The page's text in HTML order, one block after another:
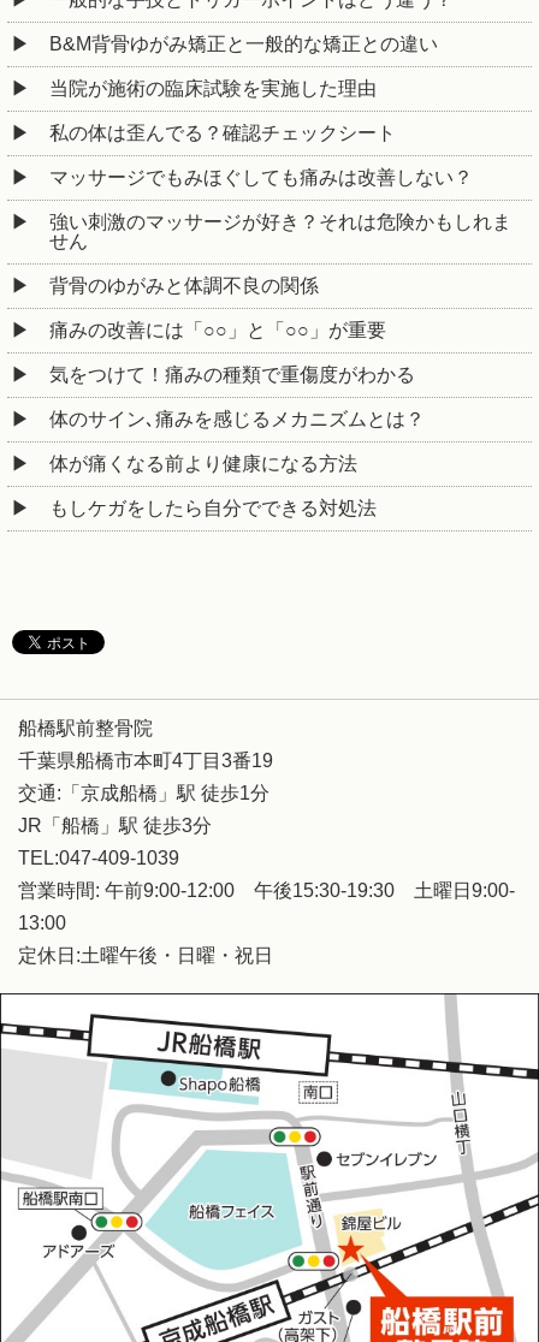
B&M背骨ゆがみ矯正と一般的な矯正との違い
当院が施術の臨床試験を実施した理由
私の体は歪んでる？確認チェックシート
マッサージでもみほぐしても痛みは改善しない？
強い刺激のマッサージが好き？それは危険かもしれま
せん
背骨のゆがみと体調不良の関係
痛みの改善には「○○」と「○○」が重要
気をつけて！痛みの種類で重傷度がわかる
体のサイン､痛みを感じるメカニズムとは？
体が痛くなる前より健康になる方法
もしケガをしたら自分でできる対処法
船橋駅前整骨院
千葉県船橋市本町4丁目3番19
交通:「京成船橋」駅 徒歩1分
JR「船橋」駅 徒歩3分
TEL:047-409-1039
営業時間: 午前9:00-12:00 午後15:30-19:30 土曜日9:00-
13:00
定休日:土曜午後・日曜・祝日